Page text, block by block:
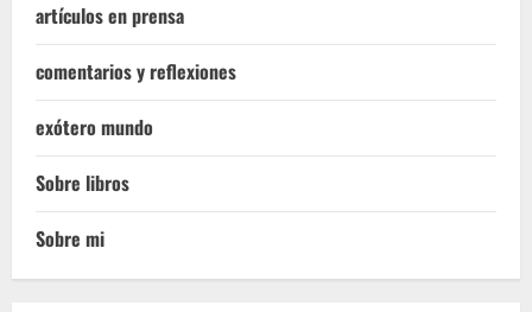
artículos en prensa
comentarios y reflexiones
exótero mundo
Sobre libros
Sobre mi